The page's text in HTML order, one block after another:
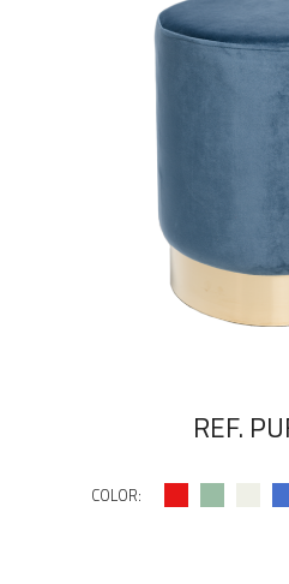
REF.
COLOR: